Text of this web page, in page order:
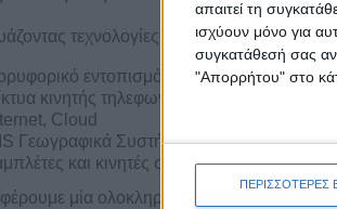
απαιτεί τη
ισχύουν μόνο για
συγκατάθεσή σας
"Απορρήτου" στο
ΠΕΡΙΣΣΟΤΕΡΕΣ
τεχνολογίες αιχμής, όπως
εντοπισμό μέσω GPS
κινητής τηλεφωνίας GSM/GPRS
Cloud
Γεωγραφικά Συστήματα Πληροφοριών
και κινητές συσκευές
μία ολοκληρωμένη πλατφόρμα